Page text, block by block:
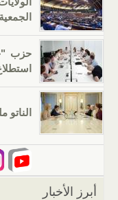
حزب
الناتو
أبرز الأخبار